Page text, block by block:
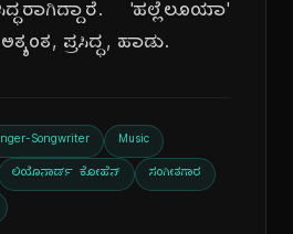
'ಹಲ್ಲೆಲೂಯಾ'
ಪ್ರಸಿದ್ಧ, ಹಾಡು.
Songwriter Music
ಲಿಯೊನಾರ್ಡ್ ಕೋಹೆನ್ ಸಂಗೀತಗಾರ